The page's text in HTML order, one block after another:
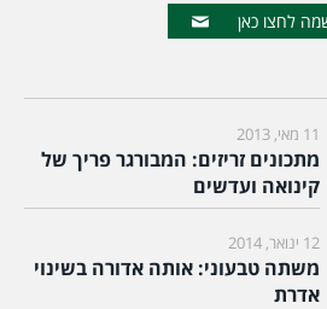
לחצו כאן
11 מאי, 2013
מתכונים זריזים: המבורגר פריך של
קינואה ועדשים
12 ינואר, 2014
משתה טבעוני: אותה אדורה בשינוי
אדרת